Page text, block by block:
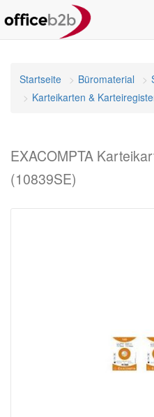
Startseite Büromaterial
Karteikarten &
EXACOMPTA
(10839SE)